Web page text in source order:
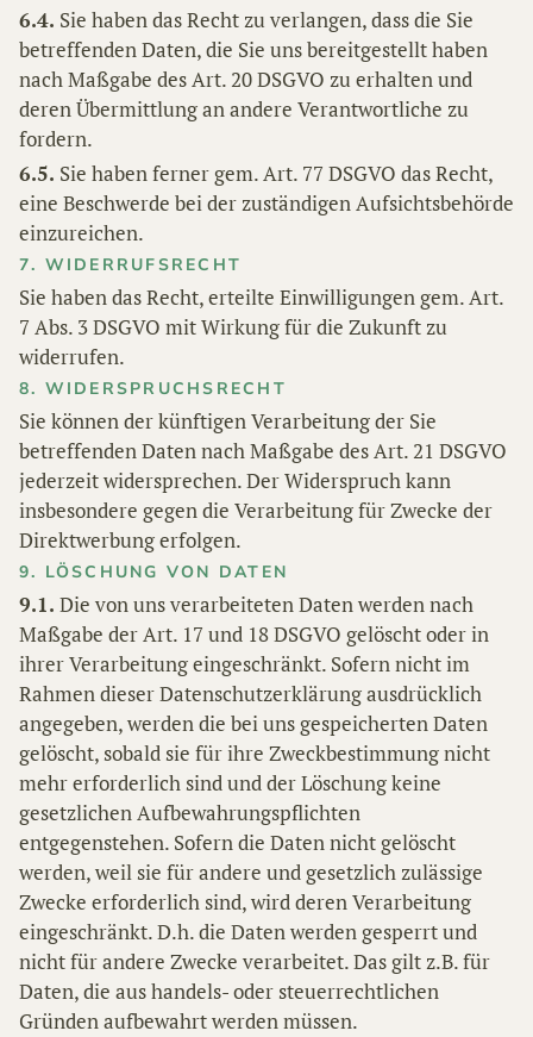
6.4. Sie haben das Recht zu verlangen, dass die Sie
betreffenden Daten, die Sie uns bereitgestellt haben
nach Maßgabe des Art. 20 DSGVO zu erhalten und
deren Übermittlung an andere Verantwortliche zu
fordern.
6.5. Sie haben ferner gem. Art. 77 DSGVO das Recht,
eine Beschwerde bei der zuständigen Aufsichtsbehörde
einzureichen.
7. WIDERRUFSRECHT
Sie haben das Recht, erteilte Einwilligungen gem. Art.
7 Abs. 3 DSGVO mit Wirkung für die Zukunft zu
widerrufen.
8. WIDERSPRUCHSRECHT
Sie können der künftigen Verarbeitung der Sie
betreffenden Daten nach Maßgabe des Art. 21 DSGVO
jederzeit widersprechen. Der Widerspruch kann
insbesondere gegen die Verarbeitung für Zwecke der
Direktwerbung erfolgen.
9. LÖSCHUNG VON DATEN
9.1. Die von uns verarbeiteten Daten werden nach
Maßgabe der Art. 17 und 18 DSGVO gelöscht oder in
ihrer Verarbeitung eingeschränkt. Sofern nicht im
Rahmen dieser Datenschutzerklärung ausdrücklich
angegeben, werden die bei uns gespeicherten Daten
gelöscht, sobald sie für ihre Zweckbestimmung nicht
mehr erforderlich sind und der Löschung keine
gesetzlichen Aufbewahrungspflichten
entgegenstehen. Sofern die Daten nicht gelöscht
werden, weil sie für andere und gesetzlich zulässige
Zwecke erforderlich sind, wird deren Verarbeitung
eingeschränkt. D.h. die Daten werden gesperrt und
nicht für andere Zwecke verarbeitet. Das gilt z.B. für
Daten, die aus handels- oder steuerrechtlichen
Gründen aufbewahrt werden müssen.